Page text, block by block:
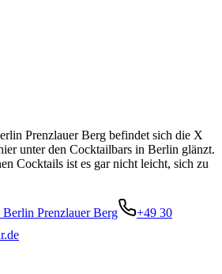
Prenzlauer Berg befindet sich die X
unter den Cocktailbars in Berlin glänzt.
Cocktails ist es gar nicht leicht, sich zu
Berlin Prenzlauer Berg
+49 30